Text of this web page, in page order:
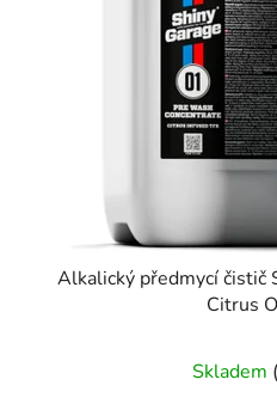
Alkalický předmycí čistič
Citrus
Skladem